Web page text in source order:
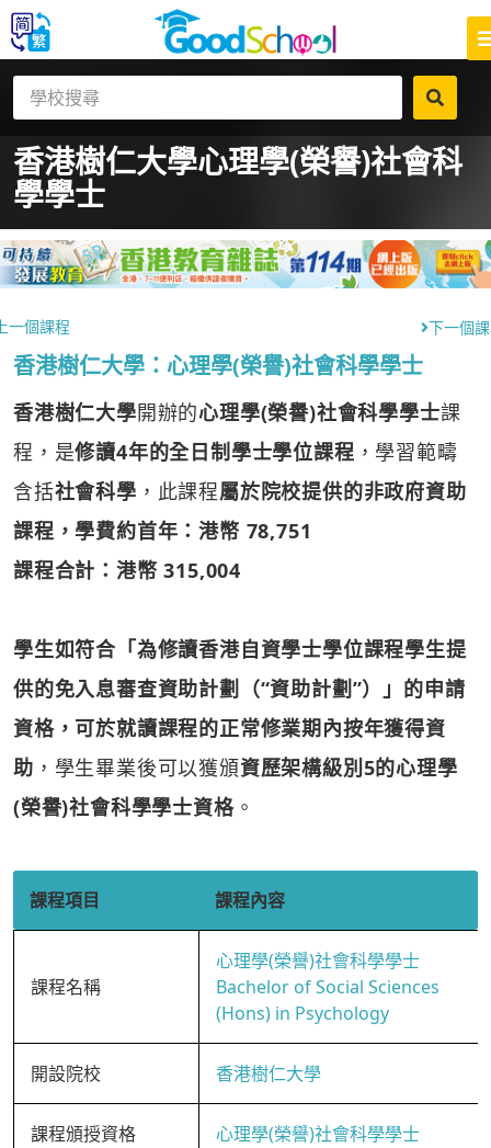
香港樹仁大學心理學(榮譽)社會科
學學士
一個課程 下一個
香港樹仁大學：心理學(榮譽)社會科學學士
香港樹仁大學開辦的心理學(榮譽)社會科學學士課
程，是修讀4年的全日制學士學位課程 ，學習範疇
含括社會科學 ，此課程屬於院校提供的非政府資助
課程，學費約首年：港幣 78,751
課程合計：港幣 315,004
學生如符合「為修讀香港自資學士學位課程學生提
供的免入息審查資助計劃（“資助計劃”）」的申請
資格，可於就讀課程的正常修業期內按年獲得資
助 ，學生畢業後可以獲頒資歷架構級別5的心理學
(榮譽)社會科學學士資格。
課程項目 課程內容
課程名稱
心理學(榮譽)社會科學學士
Bachelor of Social Sciences
(Hons) in Psychology
開設院校 香港樹仁大學
課程頒授資格 心理學(榮譽)社會科學學士